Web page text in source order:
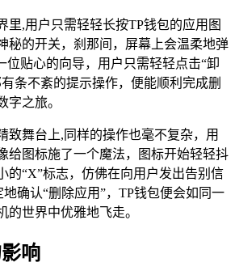
里,用户只需轻轻长按TP钱包的应用图
秘的开关，刹那间，屏幕上会温柔地弹
位贴心的向导，用户只需轻轻点击“卸
条不紊的提示操作，便能顺利完成删
字之旅。
致舞台上,同样的操作也毫不复杂，用
给图标施了一个魔法，图标开始轻轻抖
的“X”标志，仿佛在向用户发出告别信
确认“删除应用”，TP钱包便会如同一
的世界中优雅地飞走。
响